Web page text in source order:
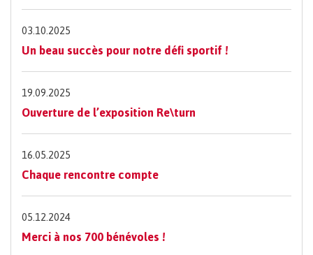
03.10.2025
Un beau succès pour notre défi sportif !
19.09.2025
Ouverture de l’exposition Re\turn
16.05.2025
Chaque rencontre compte
05.12.2024
Merci à nos 700 bénévoles !